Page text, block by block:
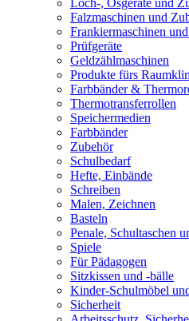
Loch-, Ösgeräte und
Falzmaschinen und
Frankiermaschinen
Prüfgeräte
Geldzählmaschinen
Produkte fürs
Farbbänder &
Thermotransferrollen
Speichermedien
Farbbänder
Zubehör
Schulbedarf
Hefte, Einbände
Schreiben
Malen, Zeichnen
Basteln
Penale, Schultaschen
Spiele
Für Pädagogen
Sitzkissen und -bälle
Kinder-Schulmöbel
Sicherheit